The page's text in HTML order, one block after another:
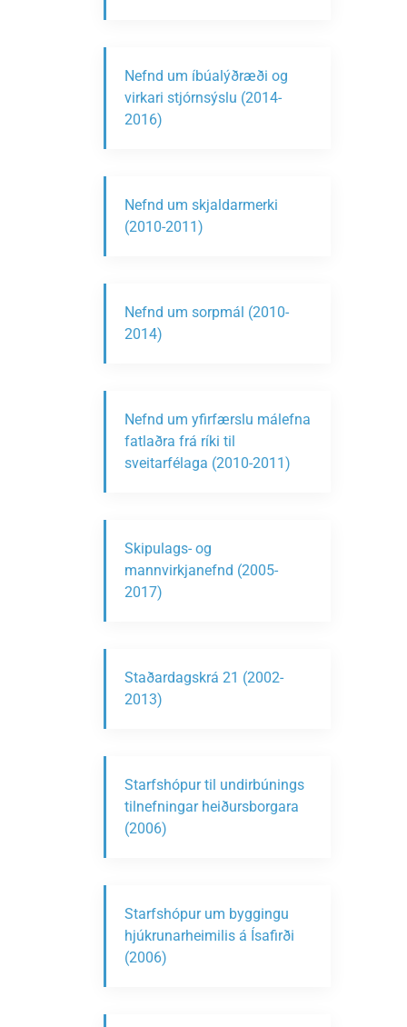
Nefnd um íbúalýðræði og
virkari stjórnsýslu (2014-
2016)
Nefnd um skjaldarmerki
(2010-2011)
Nefnd um sorpmál (2010-
2014)
Nefnd um yfirfærslu málefna
fatlaðra frá ríki til
sveitarfélaga (2010-2011)
Skipulags- og
mannvirkjanefnd (2005-
2017)
Staðardagskrá 21 (2002-
2013)
Starfshópur til undirbúnings
tilnefningar heiðursborgara
(2006)
Starfshópur um byggingu
hjúkrunarheimilis á Ísafirði
(2006)